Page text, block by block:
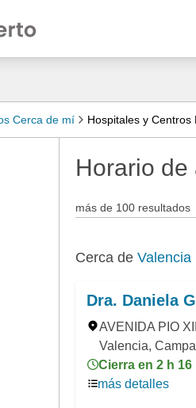
Cerca de mí Hospitales y Centros
Horario de
más de 100 resultados
Cerca de Valencia
Dra. Daniela
AVENIDA PIO
Valencia,
Cierra en 2 h 16
más detalles